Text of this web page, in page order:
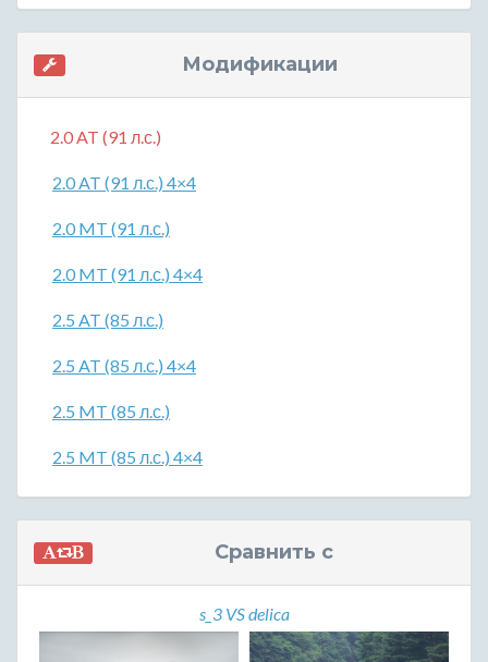
Модификации
2.0 AT (91 л.с.)
2.0 AT (91 л.с.) 4×4
2.0 MT (91 л.с.)
2.0 MT (91 л.с.) 4×4
2.5 AT (85 л.с.)
2.5 AT (85 л.с.) 4×4
2.5 MT (85 л.с.)
2.5 MT (85 л.с.) 4×4
Сравнить с
s_3 VS delica